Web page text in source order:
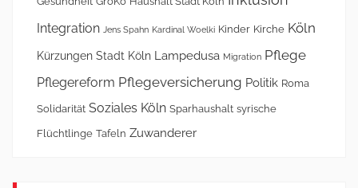
Integration Jens Spahn Kardinal Woelki Kinder Kirche Köln
Kürzungen Stadt Köln Lampedusa Migration Pflege
Pflegereform Pflegeversicherung Politik Roma
Solidarität Soziales Köln Sparhaushalt syrische
Flüchtlinge Tafeln Zuwanderer